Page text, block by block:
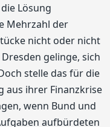
Lösung
Mehrzahl der
nicht oder nicht
gelinge, sich
stelle das für die
aus ihrer Finanzkrise
wenn Bund und
aufbürdeten